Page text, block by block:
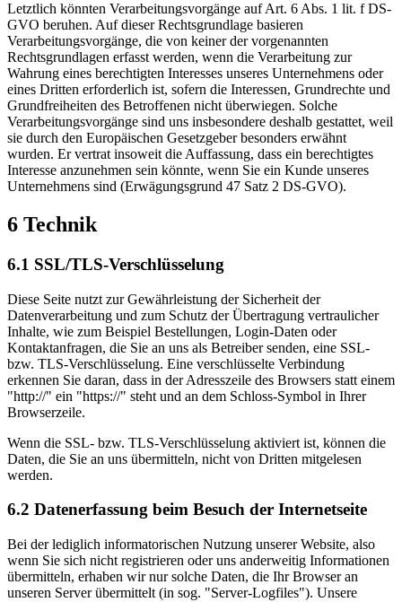
Letztlich könnten Verarbeitungsvorgänge auf Art. 6 Abs. 1 lit. f DS-
GVO beruhen. Auf dieser Rechtsgrundlage basieren
Verarbeitungsvorgänge, die von keiner der vorgenannten
Rechtsgrundlagen erfasst werden, wenn die Verarbeitung zur
Wahrung eines berechtigten Interesses unseres Unternehmens oder
eines Dritten erforderlich ist, sofern die Interessen, Grundrechte und
Grundfreiheiten des Betroffenen nicht überwiegen. Solche
Verarbeitungsvorgänge sind uns insbesondere deshalb gestattet, weil
sie durch den Europäischen Gesetzgeber besonders erwähnt
wurden. Er vertrat insoweit die Auffassung, dass ein berechtigtes
Interesse anzunehmen sein könnte, wenn Sie ein Kunde unseres
Unternehmens sind (Erwägungsgrund 47 Satz 2 DS-GVO).
6 Technik
6.1 SSL/TLS-Verschlüsselung
Diese Seite nutzt zur Gewährleistung der Sicherheit der
Datenverarbeitung und zum Schutz der Übertragung vertraulicher
Inhalte, wie zum Beispiel Bestellungen, Login-Daten oder
Kontaktanfragen, die Sie an uns als Betreiber senden, eine SSL-
bzw. TLS-Verschlüsselung. Eine verschlüsselte Verbindung
erkennen Sie daran, dass in der Adresszeile des Browsers statt einem
"http://" ein "https://" steht und an dem Schloss-Symbol in Ihrer
Browserzeile.
Wenn die SSL- bzw. TLS-Verschlüsselung aktiviert ist, können die
Daten, die Sie an uns übermitteln, nicht von Dritten mitgelesen
werden.
6.2 Datenerfassung beim Besuch der Internetseite
Bei der lediglich informatorischen Nutzung unserer Website, also
wenn Sie sich nicht registrieren oder uns anderweitig Informationen
übermitteln, erhaben wir nur solche Daten, die Ihr Browser an
unseren Server übermittelt (in sog. "Server-Logfiles"). Unsere